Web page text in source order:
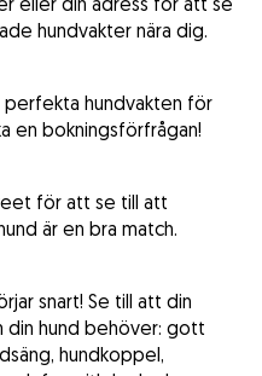
hundvakter nära dig.
perfekta hundvakten för
en bokningsförfrågan!
för att se till att
är en bra match.
snart! Se till att din
din hund behöver: gott
hundkoppel,